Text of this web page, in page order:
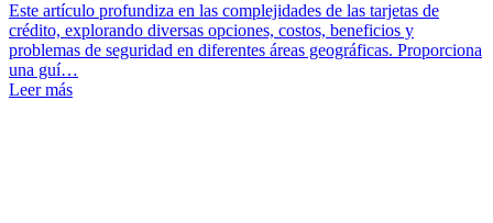
Este artículo profundiza en las complejidades de las tarjetas de
crédito, explorando diversas opciones, costos, beneficios y
problemas de seguridad en diferentes áreas geográficas. Proporciona
una guí…
Leer más